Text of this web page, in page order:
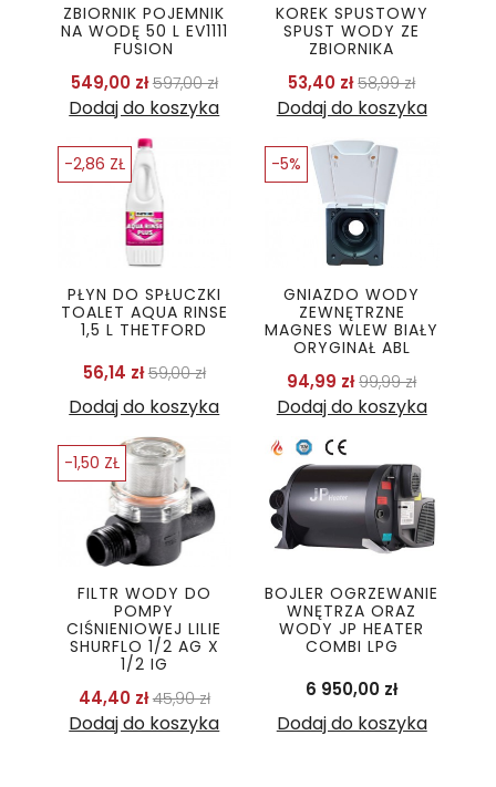
ZBIORNIK POJEMNIK
NA WODĘ 50 L EV1111
FUSION
549,00 złCena podstawowa
597,00 złCena
Dodaj do koszyka
KOREK SPUSTOWY
SPUST WODY ZE
ZBIORNIKA
53,40 złCena
58,99 złCena
Dodaj do koszyka
PŁYN DO SPŁUCZKI
TOALET AQUA RINSE
1,5 L THETFORD
56,14 złCena podstawowa
59,00 złCena
Dodaj do koszyka
-2,86 ZŁ
GNIAZDO WODY
ZEWNĘTRZNE
MAGNES WLEW BIAŁY
ORYGINAŁ ABL
94,99 złCena
99,99 złCena
Dodaj do koszyka
-5%
FILTR WODY DO
POMPY
CIŚNIENIOWEJ LILIE
SHURFLO 1/2 AG X
1/2 IG
44,40 złCena podstawowa
45,90 złCena
Dodaj do koszyka
-1,50 ZŁ
BOJLER OGRZEWANIE
WNĘTRZA ORAZ
WODY JP HEATER
COMBI LPG
6 950,00 złCena
Dodaj do koszyka